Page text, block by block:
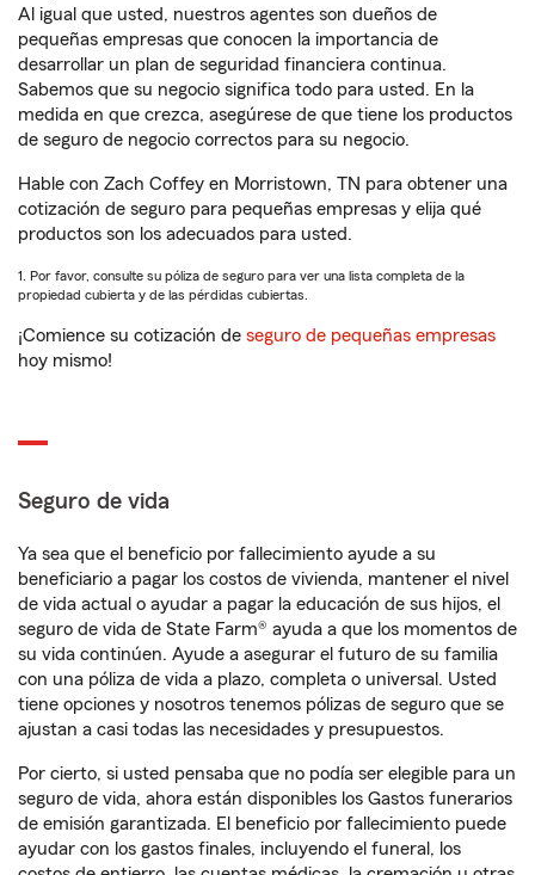
Al igual que usted, nuestros agentes son dueños de
pequeñas empresas que conocen la importancia de
desarrollar un plan de seguridad financiera continua.
Sabemos que su negocio significa todo para usted. En la
medida en que crezca, asegúrese de que tiene los productos
de seguro de negocio correctos para su negocio.
Hable con Zach Coffey en Morristown, TN para obtener una
cotización de seguro para pequeñas empresas y elija qué
productos son los adecuados para usted.
1. Por favor, consulte su póliza de seguro para ver una lista completa de la
propiedad cubierta y de las pérdidas cubiertas.
¡Comience su cotización de seguro de pequeñas empresas
hoy mismo!
Seguro de vida
Ya sea que el beneficio por fallecimiento ayude a su
beneficiario a pagar los costos de vivienda, mantener el nivel
de vida actual o ayudar a pagar la educación de sus hijos, el
seguro de vida de State Farm® ayuda a que los momentos de
su vida continúen. Ayude a asegurar el futuro de su familia
con una póliza de vida a plazo, completa o universal. Usted
tiene opciones y nosotros tenemos pólizas de seguro que se
ajustan a casi todas las necesidades y presupuestos.
Por cierto, si usted pensaba que no podía ser elegible para un
seguro de vida, ahora están disponibles los Gastos funerarios
de emisión garantizada. El beneficio por fallecimiento puede
ayudar con los gastos finales, incluyendo el funeral, los